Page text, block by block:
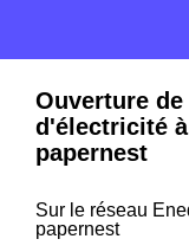
Ouverture
d'électricité
papernest
Sur le réseau
papernest